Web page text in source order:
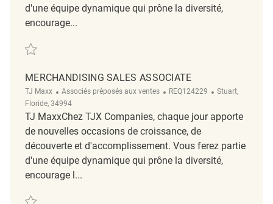
d'une équipe dynamique qui prône la diversité,
encourage...
Sauvegarder Retail Merchandising Associate REQ139266
MERCHANDISING SALES ASSOCIATE
TJ Maxx Catégorie
Associés préposés aux ventes ReqId
REQ124229 Emplacement
Stuart,
Floride, 34994
TJ MaxxChez TJX Companies, chaque jour apporte
de nouvelles occasions de croissance, de
découverte et d'accomplissement. Vous ferez partie
d'une équipe dynamique qui prône la diversité,
encourage l...
Sauvegarder Merchandising Sales Associate REQ124229